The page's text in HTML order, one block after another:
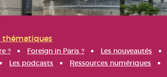
thématiques
? Foreign in Paris ? Les nouveautés
Les podcasts Ressources numériques